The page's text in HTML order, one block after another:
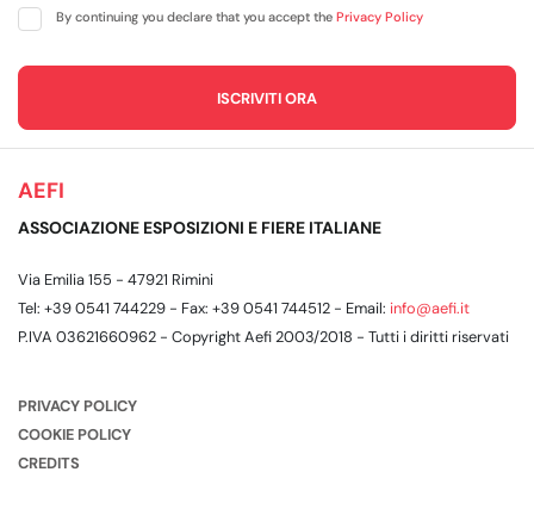
By continuing you declare that you accept the Privacy Policy
AEFI
ASSOCIAZIONE ESPOSIZIONI E FIERE ITALIANE
Via Emilia 155 - 47921 Rimini
Tel: +39 0541 744229 - Fax: +39 0541 744512 - Email: info@aefi.it
P.IVA 03621660962 - Copyright Aefi 2003/2018 - Tutti i diritti riservati
PRIVACY POLICY
COOKIE POLICY
CREDITS